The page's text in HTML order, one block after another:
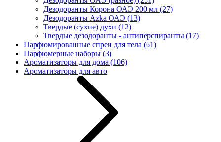
Дезодоранты Корона ОАЭ 200 мл (27)
Дезодоранты Azka ОАЭ (13)
Твердые (сухие) духи (12)
Твердые дезодоранты - антиперспиранты (17)
Парфюмированные спреи для тела (61)
Парфюмерные наборы (3)
Ароматизаторы для дома (106)
Ароматизаторы для авто